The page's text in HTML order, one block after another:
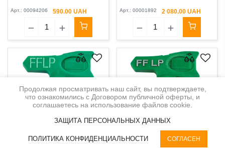
Арт.: 00094206 590.00 UAH Арт.: 00001892 2 080.00 UAH
ФИЛЬТР КАБИНЕТ
Продолжая просматривать наш сайт, вы подтверждаете,
что ознакомились с Договором публичной оферты, и
соглашаетесь на использование файлов cookie.
ЗАЩИТА ПЕРСОНАЛЬНЫХ ДАННЫХ
ПОЛИТИКА КОНФИДЕНЦИАЛЬНОСТИ СОГЛАСЕН